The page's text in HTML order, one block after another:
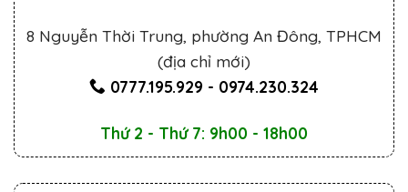
8 Nguyễn Thời Trung, phường An Đông, TPHCM
(địa chỉ mới)
0777.195.929 - 0974.230.324
Thứ 2 - Thứ 7: 9h00 - 18h00